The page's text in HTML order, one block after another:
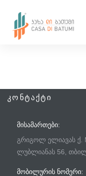
ᲙᲝᲜᲢᲐᲥᲢᲘ
ᲛᲘᲡᲐᲛᲐᲠᲗᲔᲑᲘ:
გრიგოლ ელიავას ქ.
ლუბლიანას 56,
ᲛᲝᲑᲘᲚᲣᲠᲘᲡ ᲜᲝᲛᲔᲠᲘ: